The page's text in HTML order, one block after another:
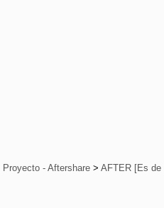
Proyecto - Aftershare > AFTER [Es de